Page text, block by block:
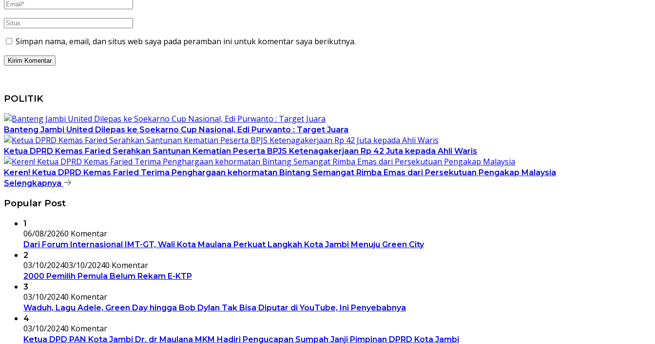
Simpan nama, email, dan situs web saya pada peramban ini untuk komentar saya berikutnya.
POLITIK
Banteng Jambi United Dilepas ke Soekarno Cup Nasional, Edi Purwanto : Target Juara
Ketua DPRD Kemas Faried Serahkan Santunan Kematian Peserta BPJS Ketenagakerjaan Rp 42 Juta kepada Ahli Waris
Keren! Ketua DPRD Kemas Faried Terima Penghargaan kehormatan Bintang Semangat Rimba Emas dari Persekutuan Pengakap Malaysia
Selengkapnya
Popular Post
1
06/08/20260 Komentar
Dari Forum Internasional IMT-GT, Wali Kota Maulana Perkuat Langkah Kota Jambi Menuju Green City
2
03/10/202403/10/20240 Komentar
2000 Pemilih Pemula Belum Rekam E-KTP
3
03/10/20240 Komentar
Waduh, Lagu Adele, Green Day hingga Bob Dylan Tak Bisa Diputar di YouTube, Ini Penyebabnya
4
03/10/20240 Komentar
Ketua DPD PAN Kota Jambi Dr. dr Maulana MKM Hadiri Pengucapan Sumpah Janji Pimpinan DPRD Kota Jambi